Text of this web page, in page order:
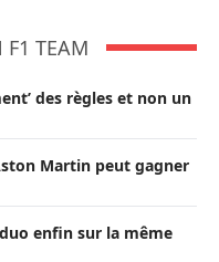
TEAM
des règles et non un
Martin peut gagner
enfin sur la même